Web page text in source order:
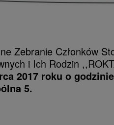
Zebranie Członków
i Ich Rodzin
2017 roku o
5.